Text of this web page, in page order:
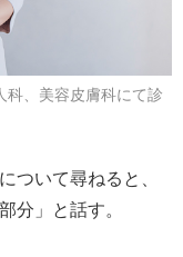
科、美容皮膚科にて診
ついて尋ねると、
分」と話す。